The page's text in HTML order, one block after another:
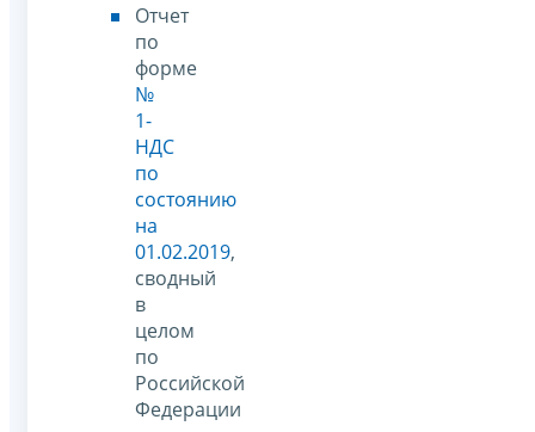
Отчет
по
форме
№
1-
НДС
по
состоянию
на
01.02.2019,
сводный
в
целом
по
Российской
Федерации